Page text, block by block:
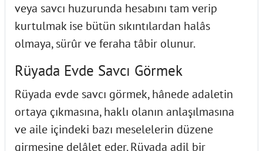
veya savcı huzurunda hesabını tam verip
kurtulmak ise bütün sıkıntılardan halâs
olmaya, sürûr ve feraha tâbir olunur.
Rüyada Evde Savcı Görmek
Rüyada evde savcı görmek, hânede adaletin
ortaya çıkmasına, haklı olanın anlaşılmasına
ve aile içindeki bazı meselelerin düzene
girmesine delâlet eder. Rüyada adil bir